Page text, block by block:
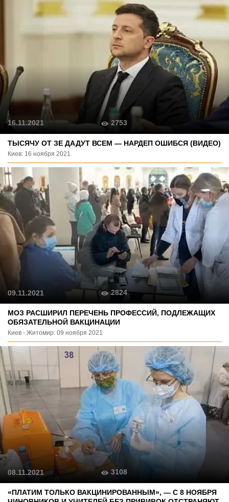
ТЫСЯЧУ ОТ ЗЕ ДАДУТ ВСЕМ — НАРДЕП ОШИБСЯ (ВИДЕО)
Киев: 16 ноября 2021
16.11.2021 2753
МОЗ РАСШИРИЛ ПЕРЕЧЕНЬ ПРОФЕССИЙ, ПОДЛЕЖАЩИХ
ОБЯЗАТЕЛЬНОЙ ВАКЦИНАЦИИ
Киев - Житомир: 09 ноября 2021
09.11.2021 2824
«ПЛАТИМ ТОЛЬКО ВАКЦИНИРОВАННЫМ», — С 8 НОЯБРЯ
08.11.2021 3108